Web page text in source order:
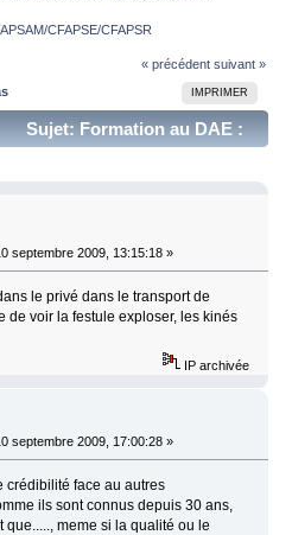
CFAPSE/CFAPSR
« précédent suivant »
IMPRIMER
Sujet: Formation au DAE :
CFAPSR (Lu 124438
septembre 2009, 13:15:18 »
le privé dans le transport de
de voir la festule exploser, les kinés
IP archivée
septembre 2009, 17:00:28 »
crédibilité face au autres
ils sont connus depuis 30 ans,
meme si la qualité ou le